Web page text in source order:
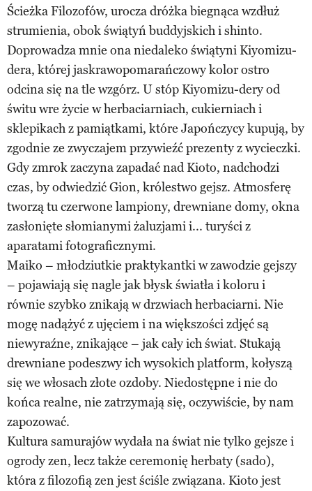
Ścieżka Filozofów, urocza dróżka biegnąca wzdłuż
strumienia, obok świątyń buddyjskich i shinto.
Doprowadza mnie ona niedaleko świątyni Kiyomizu-
dera, której jaskrawopomarańczowy kolor ostro
odcina się na tle wzgórz. U stóp Kiyomizu-dery od
świtu wre życie w herbaciarniach, cukierniach i
sklepikach z pamiątkami, które Japończycy kupują, by
zgodnie ze zwyczajem przywieźć prezenty z wycieczki.
Gdy zmrok zaczyna zapadać nad Kioto, nadchodzi
czas, by odwiedzić Gion, królestwo gejsz. Atmosferę
tworzą tu czerwone lampiony, drewniane domy, okna
zasłonięte słomianymi żaluzjami i... turyści z
aparatami fotograficznymi.
Maiko – młodziutkie praktykantki w zawodzie gejszy
– pojawiają się nagle jak błysk światła i koloru i
równie szybko znikają w drzwiach herbaciarni. Nie
mogę nadążyć z ujęciem i na większości zdjęć są
niewyraźne, znikające – jak cały ich świat. Stukają
drewniane podeszwy ich wysokich platform, kołyszą
się we włosach złote ozdoby. Niedostępne i nie do
końca realne, nie zatrzymają się, oczywiście, by nam
zapozować.
Kultura samurajów wydała na świat nie tylko gejsze i
ogrody zen, lecz także ceremonię herbaty (sado),
która z filozofią zen jest ściśle związana. Kioto jest